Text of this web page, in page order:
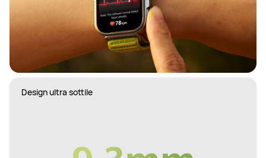
Design ultra sottile